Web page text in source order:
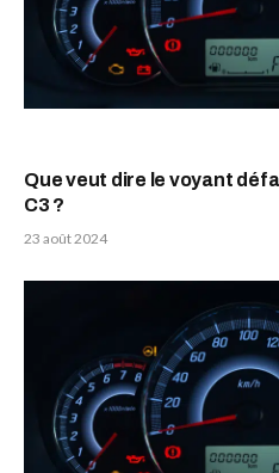
Que veut dire le voyant
C3 ?
23 août 2024